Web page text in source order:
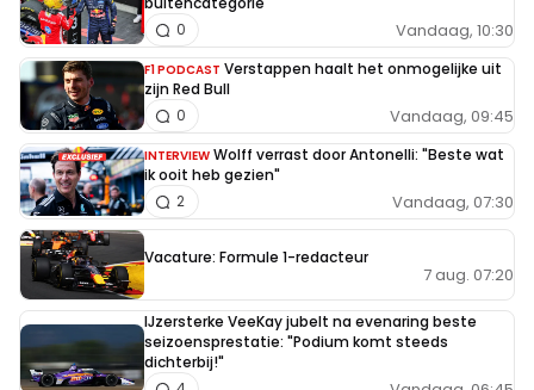
Vandaag, 10:30
0
F1 PODCAST Verstappen haalt het onmogelijke uit
zijn Red Bull
Vandaag, 09:45
0
INTERVIEW Wolff verrast door Antonelli: "Beste wat
ik ooit heb gezien"
Vandaag, 07:30
2
Vacature: Formule 1-redacteur
7 aug. 07:20
IJzersterke VeeKay jubelt na evenaring beste
seizoensprestatie: "Podium komt steeds
dichterbij!"